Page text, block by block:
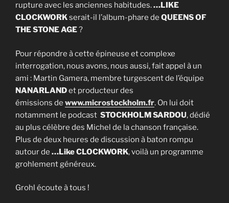
rupture avec les anciennes habitudes.…LIKE
CLOCKWORKserait-il l’album-phare de QUEENS OF
THE STONE AGE?
Pour répondre à cette épineuse et complexe
interrogation, nous avons, nous aussi, fait appel à un
ami : Martin Gamera, membre turgescent de l’équipe
NANARLANDet producteur des
émissions de www.microstockholm.fr. On lui doit
notamment le podcast STOCKHOLM SARDOU, dédié
au plus célèbre des Michel de la chanson française.
Plus de deux heures de discussion à baton rompu
autour de …Like CLOCKWORK, voilà un programme
grohlement généreux.
Grohl écoute à tous !